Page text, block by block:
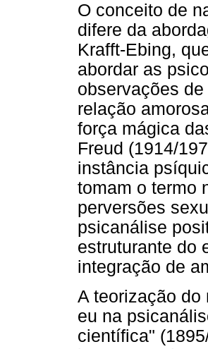
O conceito de
difere da
Krafft-Ebing,
abordar as
observações
relação
força mágica
Freud (1914/
instância
tomam o termo
perversões
psicanálise
estruturante do
integração de
A teorização do
eu na
científica"